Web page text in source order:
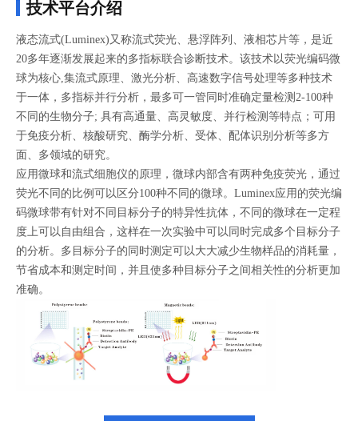
技术平台介绍
液态流式(Luminex)又称流式荧光、悬浮阵列、液相芯片等，是近
20多年逐渐发展起来的多指标联合诊断技术。该技术以荧光编码微
球为核心,集流式原理、激光分析、高速数字信号处理等多种技术
于一体，多指标并行分析，最多可一管同时准确定量检测2-100种
不同的生物分子; 具有高通量、高灵敏度、并行检测等特点；可用
于免疫分析、核酸研究、酶学分析、受体、配体识别分析等多方
面、多领域的研究。
应用微球和流式细胞仪的原理，微球内部含有两种免疫荧光，通过
荧光不同的比例可以区分100种不同的微球。Luminex应用的荧光编
码微球带有针对不同目标分子的特异性抗体，不同的微球在一定程
度上可以自由组合，这样在一次实验中可以同时完成多个目标分子
的分析。多目标分子的同时测定可以大大减少生物样品的消耗量，
节省成本和测定时间，并且使多种目标分子之间相关性的分析更加
准确。